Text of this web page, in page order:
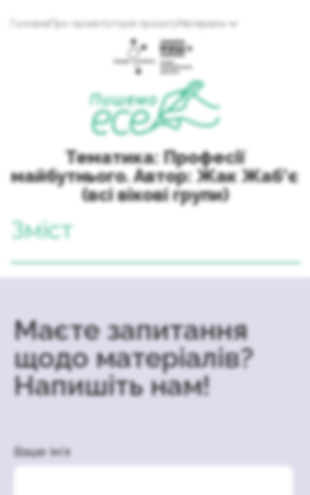
Головна Про проект Історія проєкту Матеріали
Тематика: Професії
майбутнього. Автор: Жак Жаб’є
(всі вікові групи)
Зміст
Маєте запитання
щодо матеріалів?
Напишіть нам!
Ваше ім’я